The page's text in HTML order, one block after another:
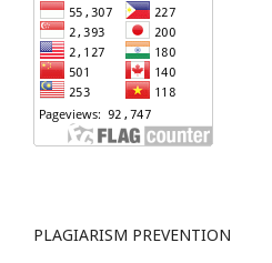
PLAGIARISM PREVENTION